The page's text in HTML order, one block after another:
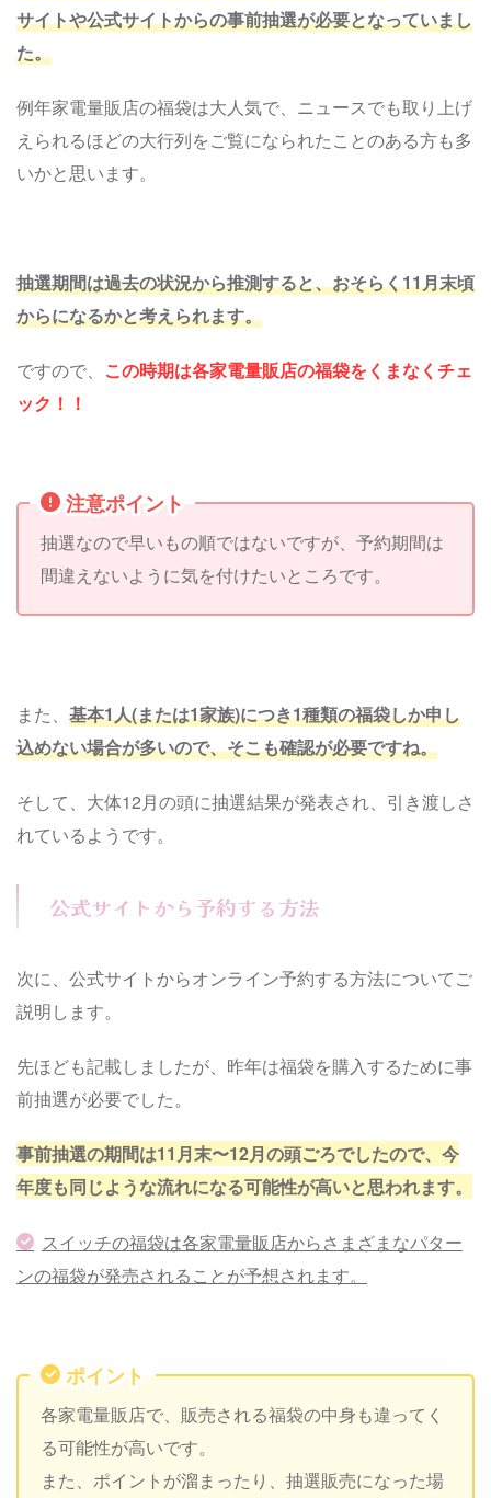
サイトや公式サイトからの事前抽選が必要となっていまし
た。
例年家電量販店の福袋は大人気で、ニュースでも取り上げ
えられるほどの大行列をご覧になられたことのある方も多
いかと思います。
抽選期間は過去の状況から推測すると、おそらく11月末頃
からになるかと考えられます。
ですので、 この時期は各家電量販店の福袋をくまなくチェ
ック！！
注意ポイント
抽選なので早いもの順ではないですが、予約期間は
間違えないように気を付けたいところです。
また、 基本1人(または1家族)につき1種類の福袋しか申し
込めない場合が多いので、そこも確認が必要ですね。
そして、大体12月の頭に抽選結果が発表され、引き渡しさ
れているようです。
公式サイトから予約する方法
次に、公式サイトからオンライン予約する方法についてご
説明します。
先ほども記載しましたが、昨年は福袋を購入するために事
前抽選が必要でした。
事前抽選の期間は11月末〜12月の頭ごろでしたので、今
年度も同じような流れになる可能性が高いと思われます。
スイッチの福袋は各家電量販店からさまざまなパター
ンの福袋が発売されることが予想されます。
ポイント
各家電量販店で、販売される福袋の中身も違ってく
る可能性が高いです。
また、ポイントが溜まったり、抽選販売になった場